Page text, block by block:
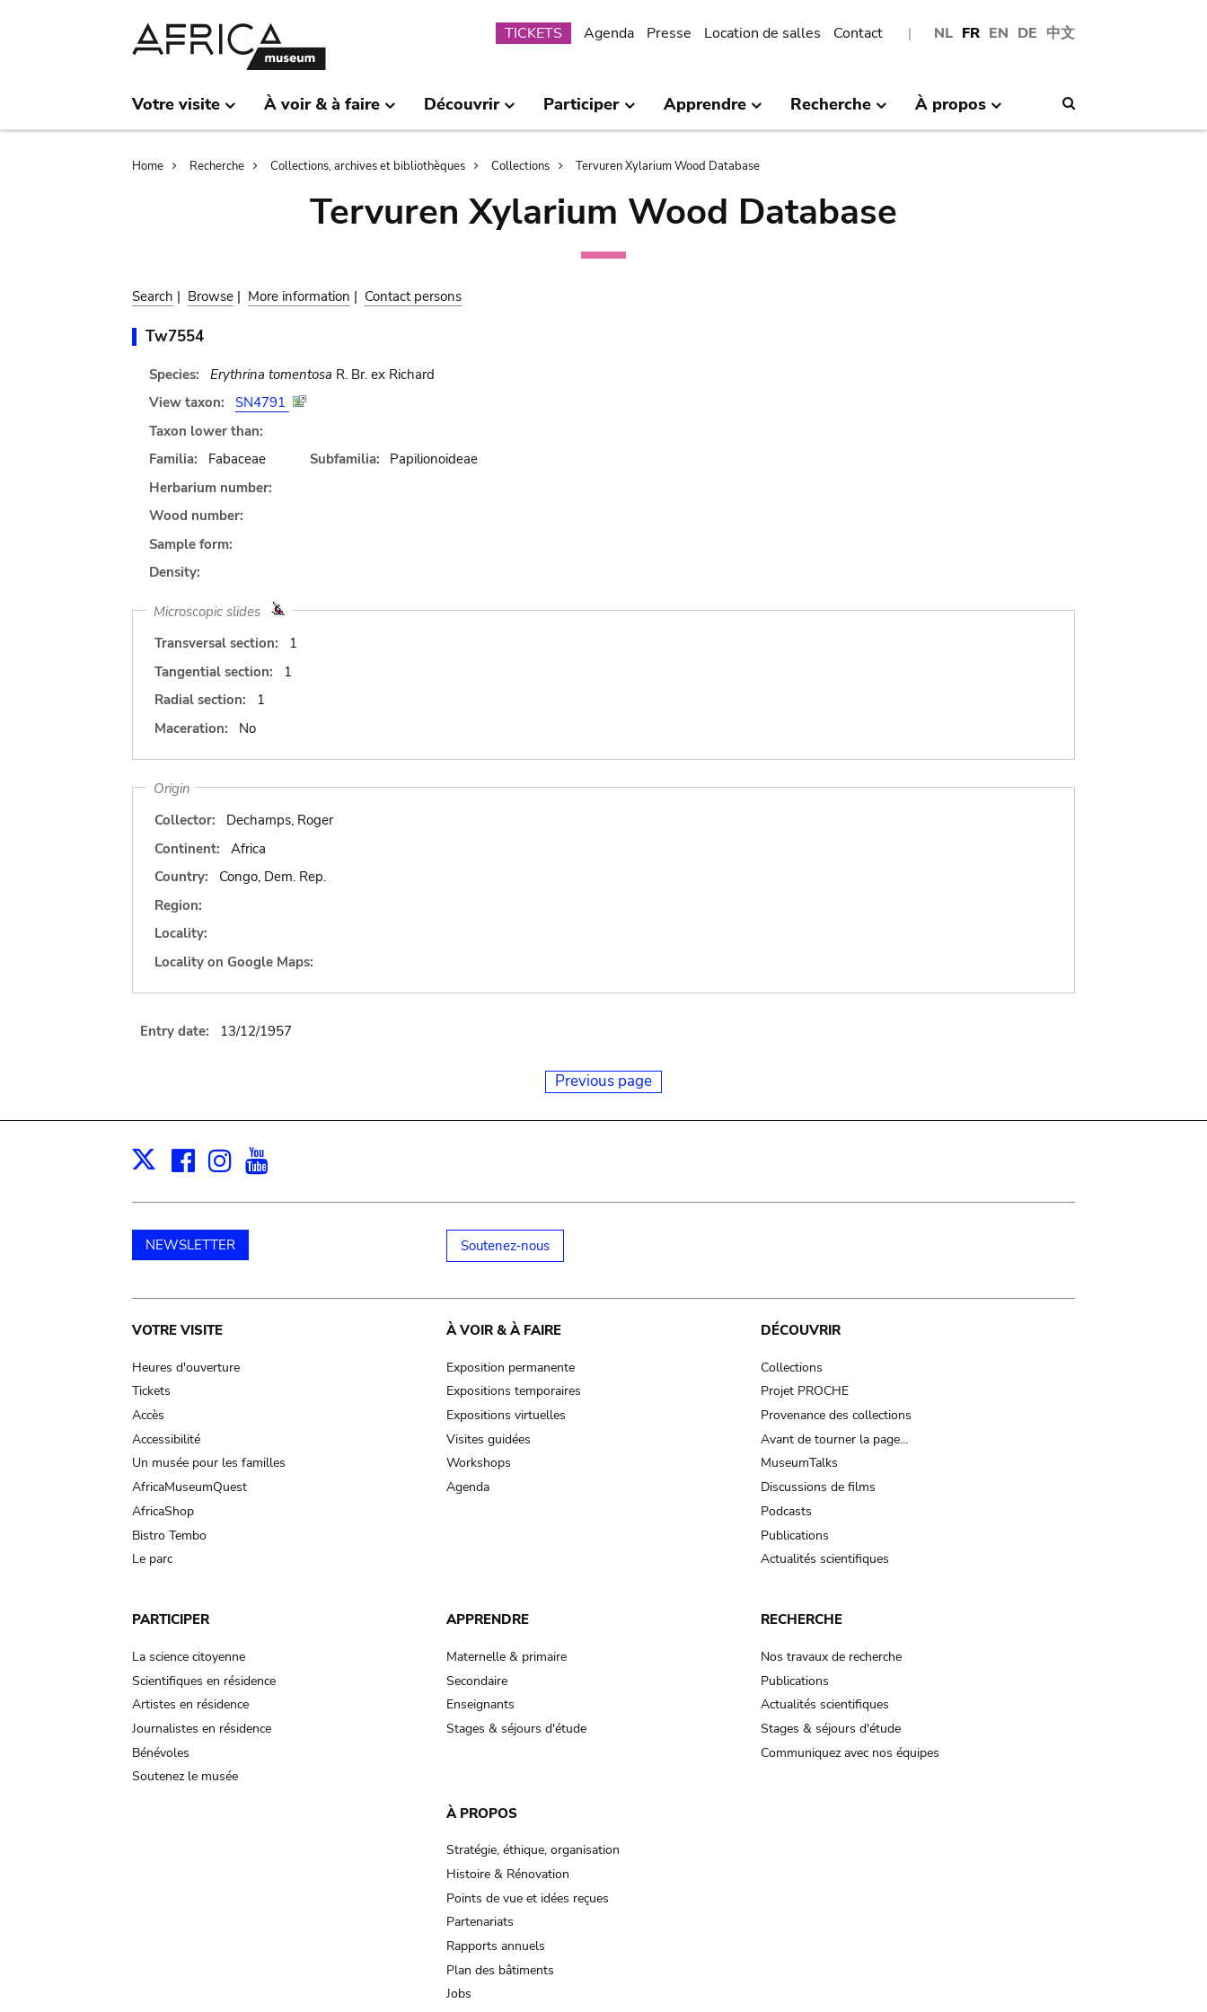
NL FR EN DE 中文
Submenu
TICKETS Agenda Presse Location de salles Contact
Votre visite À voir & à faire Découvrir Participer Apprendre Recherche À propos
Breadcrumb
Home Recherche Collections, archives et bibliothèques Collections Tervuren Xylarium Wood Database
Tervuren Xylarium Wood Database
Search | Browse | More information | Contact persons
Tw7554
Species: Erythrina tomentosa R. Br. ex Richard
View taxon:
SN4791
Taxon lower than:
Familia:
Fabaceae Subfamilia:
Papilionoideae
Herbarium number:
Wood number:
Sample form:
Density:
Microscopic slides
Transversal section:
1
Tangential section:
1
Radial section:
1
Maceration:
No
Origin
Collector:
Dechamps, Roger
Continent:
Africa
Country:
Congo, Dem. Rep.
Region:
Locality:
Locality on Google Maps:
Entry date: 13/12/1957
Previous page
X Facebook
Instagram
NEWSLETTER Soutenez-nous
Main
navigation
VOTRE VISITE
Heures d'ouverture
Tickets
Accès
Accessibilité
Un musée pour les familles
AfricaMuseumQuest
AfricaShop
Bistro Tembo
Le parc
À VOIR & À FAIRE
Exposition permanente
Expositions temporaires
Expositions virtuelles
Visites guidées
Workshops
Agenda
DÉCOUVRIR
Collections
Projet PROCHE
Provenance des collections
Avant de tourner la page…
MuseumTalks
Discussions de films
Podcasts
Publications
Actualités scientifiques
PARTICIPER
La science citoyenne
Scientifiques en résidence
Artistes en résidence
Journalistes en résidence
Bénévoles
Soutenez le musée
APPRENDRE
Maternelle & primaire
Secondaire
Enseignants
Stages & séjours d'étude
RECHERCHE
Nos travaux de recherche
Publications
Actualités scientifiques
Stages & séjours d'étude
Communiquez avec nos équipes
À PROPOS
Stratégie, éthique, organisation
Histoire & Rénovation
Points de vue et idées reçues
Partenariats
Rapports annuels
Plan des bâtiments
Jobs